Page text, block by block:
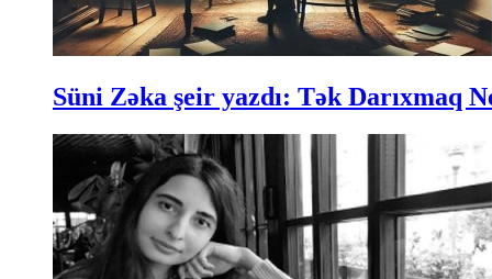
Süni Zəka şeir yazdı: Tək Darıxmaq